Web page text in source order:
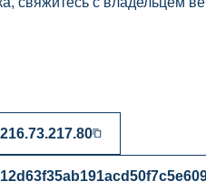
216.73.217.80